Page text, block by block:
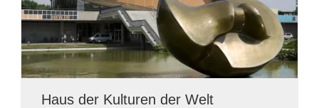
Haus der Kulturen der Welt